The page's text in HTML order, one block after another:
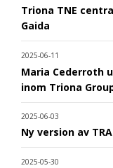
Triona TNE
Gaida
2025-06-11
Maria Cederroth
inom Triona
2025-06-03
Ny version av
2025-05-30